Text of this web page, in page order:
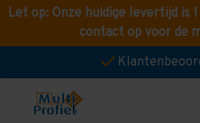
Let op: Onze huidige levertijd is
contact op voor de